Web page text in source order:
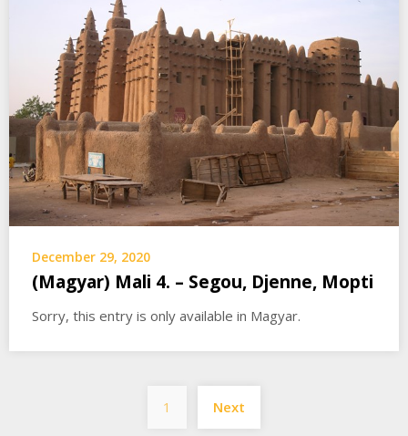
December 29, 2020
(Magyar) Mali 4. – Segou, Djenne, Mopti
Sorry, this entry is only available in Magyar.
Posts
pagination
1 Next